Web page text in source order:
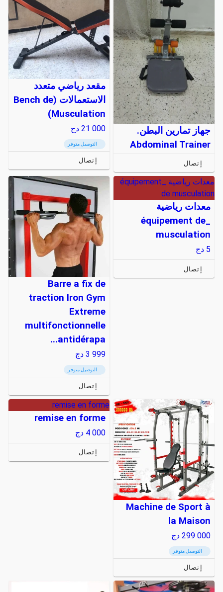
جهاز تمارين البطن.
Abdominal Trainer
إتصال
مقعد رياضي متعدد
الاستعمالات (Bench de
Musculation)
21 000 دج
التوصيل متوفر
إتصال
معدات رياضية _équipement
de musculation
معدات رياضية
_équipement de
musculation
5 دج
إتصال
Barre a fix de
traction Iron Gym
Extreme
multifonctionnelle
antidérapa...
3 999 دج
التوصيل متوفر
إتصال
Machine de Sport à
la Maison
299 000 دج
التوصيل متوفر
إتصال
remise en forme
remise en forme
4 000 دج
إتصال